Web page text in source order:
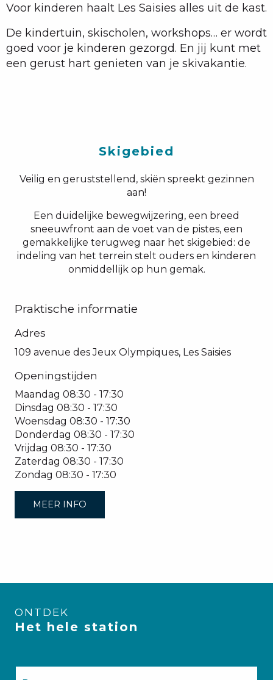
Voor kinderen haalt Les Saisies alles uit de kast.
De kindertuin, skischolen, workshops… er wordt
goed voor je kinderen gezorgd. En jij kunt met
een gerust hart genieten van je skivakantie.
Skigebied
Veilig en geruststellend, skiën spreekt gezinnen
aan!
Een duidelijke bewegwijzering, een breed
sneeuwfront aan de voet van de pistes, een
gemakkelijke terugweg naar het skigebied: de
indeling van het terrein stelt ouders en kinderen
onmiddellijk op hun gemak.
Praktische informatie
Adres
109 avenue des Jeux Olympiques, Les Saisies
Openingstijden
Maandag 08:30 - 17:30
Dinsdag 08:30 - 17:30
Woensdag 08:30 - 17:30
Donderdag 08:30 - 17:30
Vrijdag 08:30 - 17:30
Zaterdag 08:30 - 17:30
Zondag 08:30 - 17:30
MEER INFO
ONTDEK
Het hele station